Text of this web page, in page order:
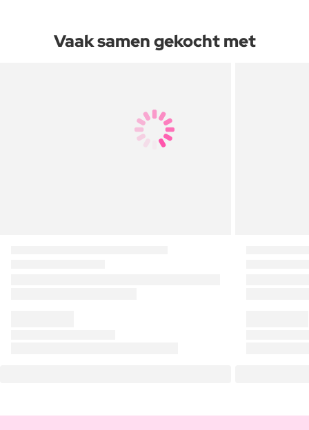
Vaak samen gekocht met